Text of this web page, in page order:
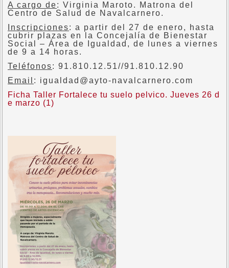
A cargo de: Virginia Maroto. Matrona del
Centro de Salud de Navalcarnero.
Inscripciones: a partir del 27 de enero, hasta
cubrir plazas en la Concejalía de Bienestar
Social – Área de Igualdad, de lunes a viernes
de 9 a 14 horas.
Teléfonos: 91.810.12.51//91.810.12.90
Email : igualdad@ayto-navalcarnero.com
Ficha Taller Fortalece tu suelo pelvico. Jueves 26 d
e marzo (1)